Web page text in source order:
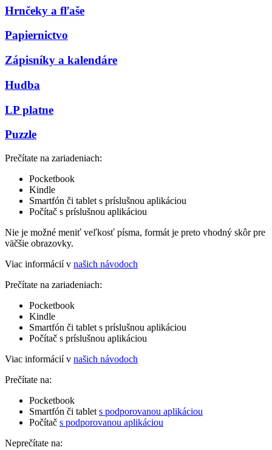
Hrnčeky a fľaše
Papiernictvo
Zápisníky a kalendáre
Hudba
LP platne
Puzzle
Prečítate na zariadeniach:
Pocketbook
Kindle
Smartfón či tablet s príslušnou aplikáciou
Počítač s príslušnou aplikáciou
Nie je možné meniť veľkosť písma, formát je preto vhodný skôr pre
väčšie obrazovky.
Viac informácií v našich návodoch
Prečítate na zariadeniach:
Pocketbook
Kindle
Smartfón či tablet s príslušnou aplikáciou
Počítač s príslušnou aplikáciou
Viac informácií v našich návodoch
Prečítate na:
Pocketbook
Smartfón či tablet s podporovanou aplikáciou
Počítač s podporovanou aplikáciou
Neprečítate na: